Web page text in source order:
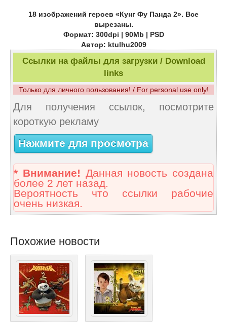
18 изображений героев «Кунг Фу Панда 2». Все
вырезаны.
Формат: 300dpi | 90Mb | PSD
Автор: ktulhu2009
Ссылки на файлы для загрузки / Download
links
Только для личного пользования! / For personal use only!
Для получения ссылок, посмотрите
короткую рекламу
Нажмите для просмотра
* Внимание! Данная новость создана
более 2 лет назад.
Вероятность что ссылки рабочие
очень низкая.
Похожие новости